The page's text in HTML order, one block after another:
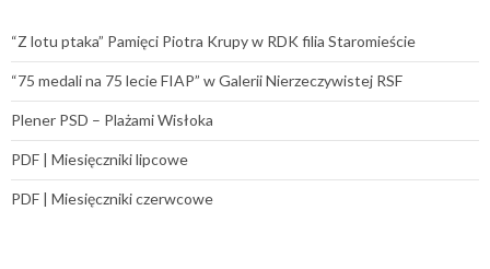
“Z lotu ptaka” Pamięci Piotra Krupy w RDK filia Staromieście
“75 medali na 75 lecie FIAP” w Galerii Nierzeczywistej RSF
Plener PSD – Plażami Wisłoka
PDF | Miesięczniki lipcowe
PDF | Miesięczniki czerwcowe